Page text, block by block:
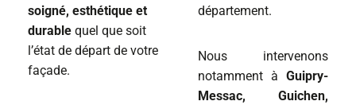
soigné, esthétique et
durable quel que soit
l’état de départ de votre
façade.
département.
Nous intervenons
notamment à Guipry-
Messac, Guichen,